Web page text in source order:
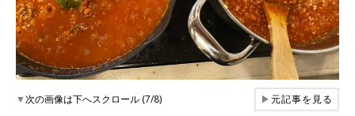
▼次の画像は下へスクロール (7/8) ▶元記事を見る